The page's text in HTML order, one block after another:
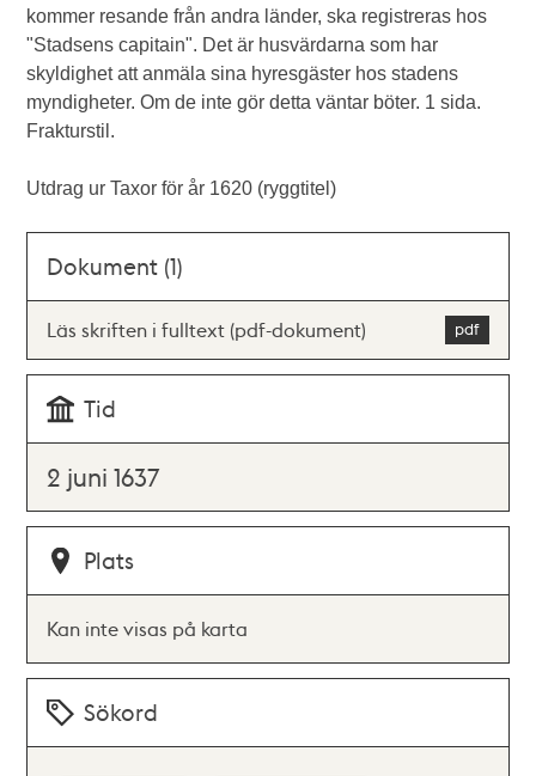
kommer resande från andra länder, ska registreras hos
"Stadsens capitain". Det är husvärdarna som har
skyldighet att anmäla sina hyresgäster hos stadens
myndigheter. Om de inte gör detta väntar böter. 1 sida.
Frakturstil.
Utdrag ur Taxor för år 1620 (ryggtitel)
Dokument (1)
Läs skriften i fulltext (pdf-dokument)
Tid
2 juni 1637
Plats
Kan inte visas på karta
Sökord